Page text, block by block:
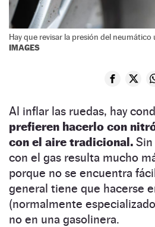
Hay que revisar la presión del neumático
IMAGES
Al inflar las ruedas, hay
prefieren hacerlo con
con el aire tradicional.
con el gas resulta mucho
porque no se encuentra
general tiene que hacerse
(normalmente
no en una gasolinera.